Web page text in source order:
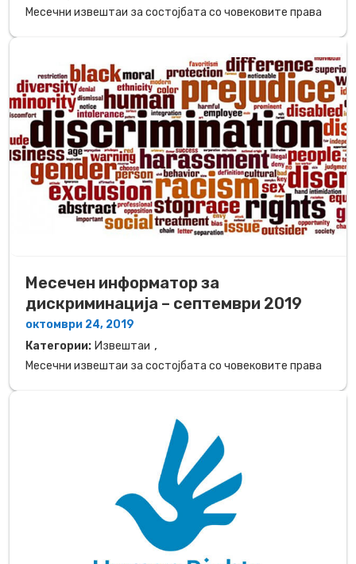
Месечни извештаи за состојбата со човековите права
Месечен информатор за
дискриминација – септември 2019
октомври 24, 2019
Категории: Извештаи ,
Месечни извештаи за состојбата со човековите права